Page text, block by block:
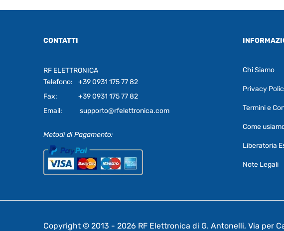
CONTATTI
RF ELETTRONICA
Telefono:
+39 0931 175 77 82
Fax:
+39 0931 175 77 82
Email:
supporto@rfelettronica.com
Metodi di Pagamento:
Chi Siamo
Privacy
Termini e
Come
Liberatoria
Note Legali
Copyright © 2013 - 2026 RF Elettronica di G. Antonelli, Via per